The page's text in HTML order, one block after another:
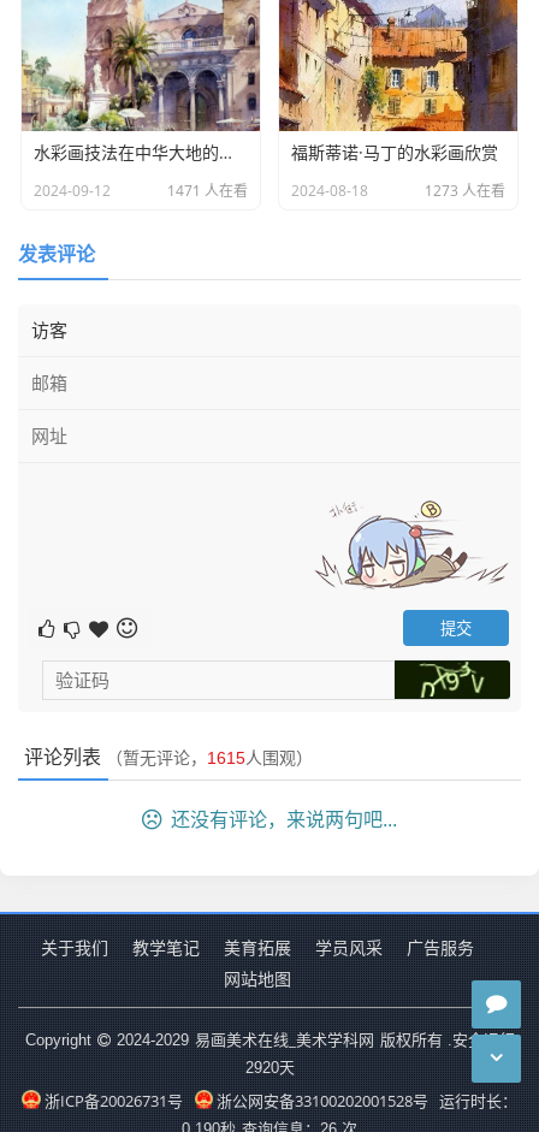
水彩画技法在中华大地的引入与影响
2024-09-12 1471 人在看
福斯蒂诺·马丁的水彩画欣赏
2024-08-18 1273 人在看
发表评论
评论列表 （暂无评论， 1615人围观）
还没有评论，来说两句吧...
关于我们 教学笔记 美育拓展 学员风采
广告服务
网站地图
Copyright 2024-2029 易画美术在线_美术学科网 版权所有 .安全运行
2920天
浙ICP备20026731号 浙公网安备33100202001528号
运行时长：